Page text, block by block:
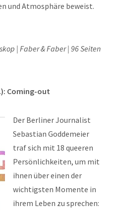
und Atmosphäre beweist.
| Faber & Faber | 96 Seiten
Coming-out
Der Berliner Journalist
Sebastian Goddemeier
traf sich mit 18 queeren
Persönlichkeiten, um mit
ihnen über einen der
wichtigsten Momente in
ihrem Leben zu sprechen: